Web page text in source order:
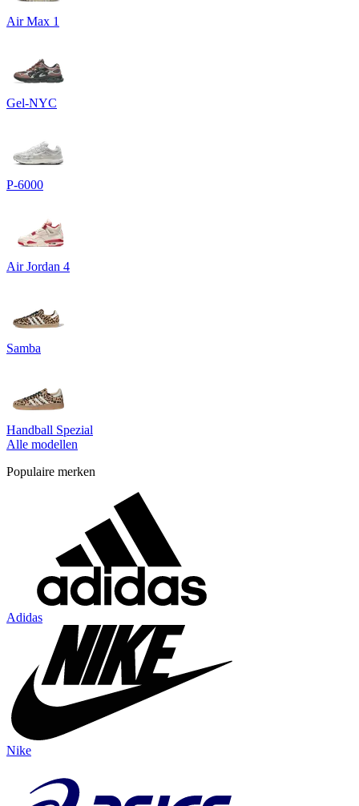
Air Max 1
Gel-NYC
P-6000
Air Jordan 4
Samba
Handball Spezial
Alle modellen
Populaire merken
Adidas
Nike